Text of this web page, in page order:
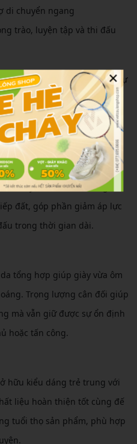
di chuyển ngang
trào, luyện tập và thi đấu
phát triển để mang đến sự
và khả năng di chuyển linh
chơi tự tin thực hiện các
nhảy liên tục. Hệ thống
đất, góp phần giảm áp lực
trong thời gian dài.
tổng hợp giúp giày vừa ôm
Trọng lượng cân đối giúp
mà vẫn giữ được sự ổn định
hoặc tấn công.
hữu kiểu dáng trẻ trung với
liệu hoàn thiện tốt cùng đế
tuổi thọ sản phẩm, phù hợp
×